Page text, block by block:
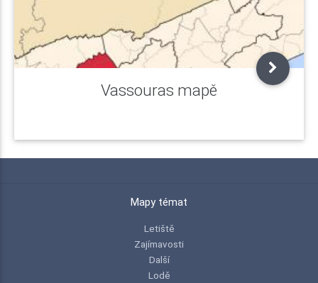
Vassouras mapě
Mapy témat
Letiště
Zajímavosti
Další
Lodě